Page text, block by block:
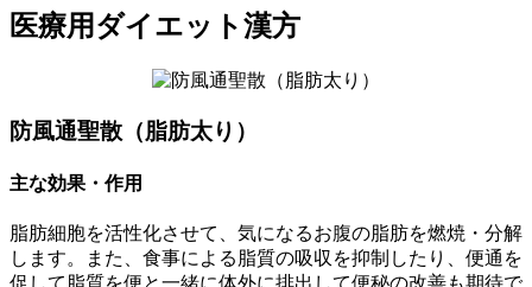
医療用ダイエット漢方
防風通聖散（脂肪太り）
主な効果・作用
脂肪細胞を活性化させて、気になるお腹の脂肪を燃焼・分解
します。また、食事による脂質の吸収を抑制したり、便通を